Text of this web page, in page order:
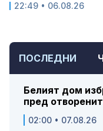
ПОСЛЕДНИ
Белият дом
пред
02:00 • 07.08.26
22:49 • 06.08.26